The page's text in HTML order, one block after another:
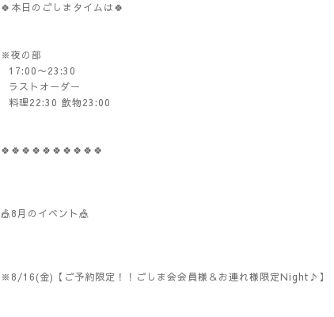
🍀本日のごしまタイムは🍀
※夜の部
17:00〜23:30
ラストオーダー
料理22:30 飲物23:00
🍀🍀🍀🍀🍀🍀🍀🍀🍀🍀
🎪8月のイベント🎪
※8/16(金)【ご予約限定！！ごしま会会員様＆お連れ様限定Night♪】